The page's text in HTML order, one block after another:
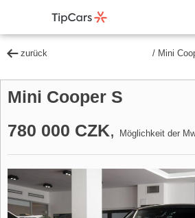
zurück / Mini
Mini Cooper S
780 000 CZK, Möglichkeit der